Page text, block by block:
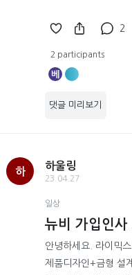
2
2 participants
베
댓글 미리보기
하
하울링
23.04.27
일상
뉴비 가입인사
안녕하세요. 라이믹
제품디자인+금형 설